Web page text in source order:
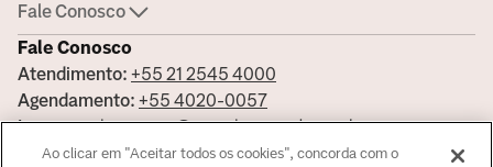
Fale Conosco
Atendimento: +55 21 2545 4000
Agendamento: +55 4020-0057
Imprensa:imprensa@americasmed.com.br
Certificações
Fale Conosco
Ao clicar em "Aceitar todos os cookies", concorda com o